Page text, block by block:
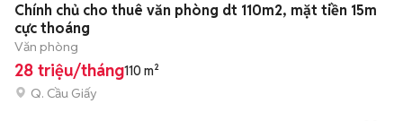
Chính chủ cho thuê văn phòng dt 110m2, mặt tiền 15m
cực thoáng
Văn phòng
28 triệu/tháng110 m²
Q. Cầu Giấy